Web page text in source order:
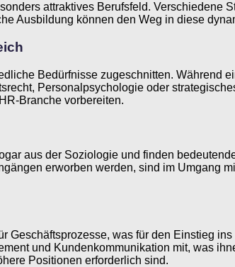
attraktives Berufsfeld. Verschiedene
Ausbildung können den Weg in diese
Bedürfnisse zugeschnitten. Während
Personalpsychologie oder
Branche vorbereiten.
aus der Soziologie und finden
erworben werden, sind im Umgang
Geschäftsprozesse, was für den Einstieg
und Kundenkommunikation mit, was
Positionen erforderlich sind.